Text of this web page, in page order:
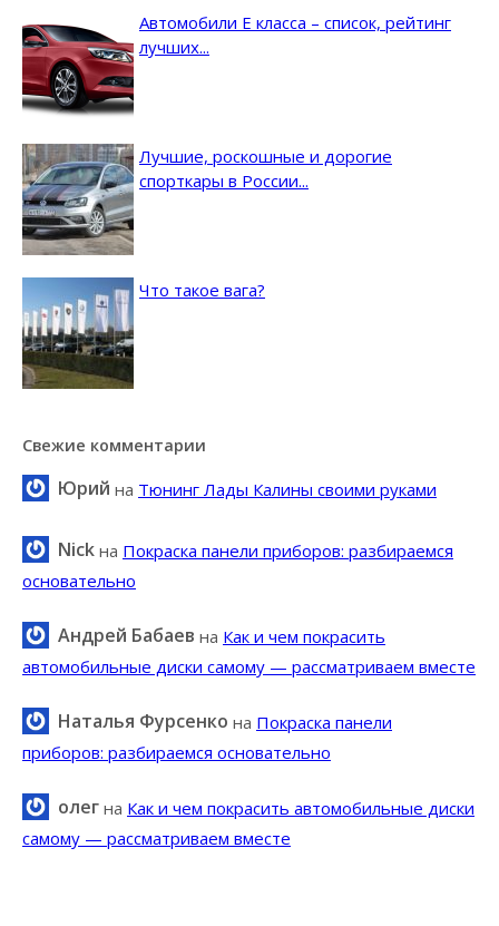
Автомобили E класса – список, рейтинг
лучших...
Лучшие, роскошные и дорогие
спорткары в России...
Что такое вага?
Свежие комментарии
Юрий на Тюнинг Лады Калины своими руками
Nick на Покраска панели приборов: разбираемся
основательно
Андрей Бабаев на Как и чем покрасить
автомобильные диски самому — рассматриваем вместе
Наталья Фурсенко на Покраска панели
приборов: разбираемся основательно
олег на Как и чем покрасить автомобильные диски
самому — рассматриваем вместе